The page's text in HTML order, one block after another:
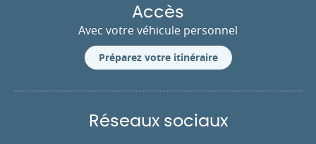
Accès
Avec votre véhicule personnel
Préparez votre itinéraire
Réseaux sociaux